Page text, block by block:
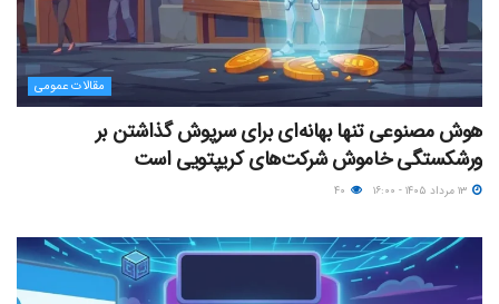
مقالات عمومی
هوش مصنوعی تنها بهانه‌ای برای سرپوش گذاشتن بر
ورشکستگی خاموش شرکت‌های کریپتویی است